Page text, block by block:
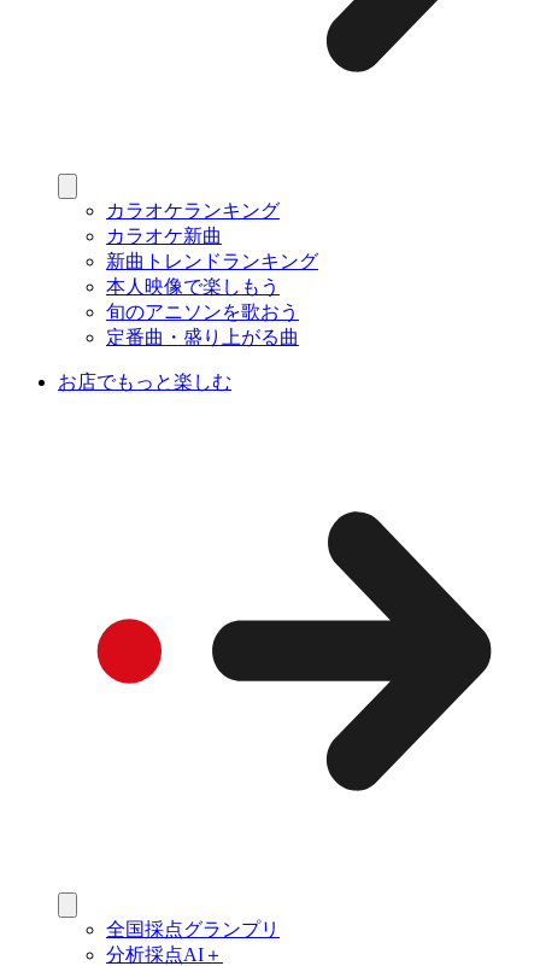
カラオケランキング
カラオケ新曲
新曲トレンドランキング
本人映像で楽しもう
旬のアニソンを歌おう
定番曲・盛り上がる曲
お店でもっと楽しむ
全国採点グランプリ
分析採点AI＋